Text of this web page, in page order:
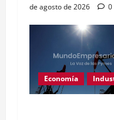
de agosto de 2026
0
Economía